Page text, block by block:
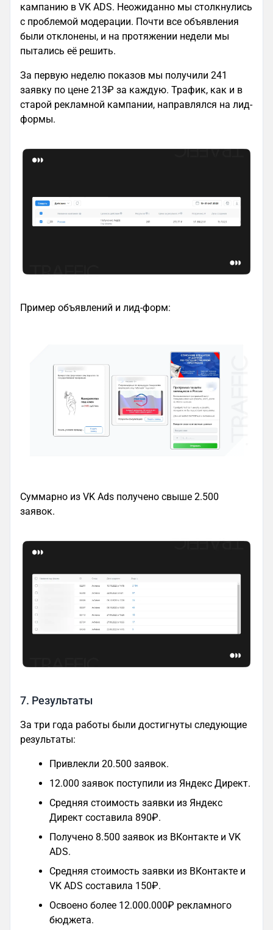
кампанию в VK ADS. Неожиданно мы столкнулись
с проблемой модерации. Почти все объявления
были отклонены, и на протяжении недели мы
пытались её решить.
За первую неделю показов мы получили 241
заявку по цене 213₽ за каждую. Трафик, как и в
старой рекламной кампании, направлялся на лид-
формы.
Пример объявлений и лид-форм:
Суммарно из VK Ads получено свыше 2.500
заявок.
7. Результаты
За три года работы были достигнуты следующие
результаты:
Привлекли 20.500 заявок.
12.000 заявок поступили из Яндекс Директ.
Средняя стоимость заявки из Яндекс
Директ составила 890₽.
Получено 8.500 заявок из ВКонтакте и VK
ADS.
Средняя стоимость заявки из ВКонтакте и
VK ADS составила 150₽.
Освоено более 12.000.000₽ рекламного
бюджета.